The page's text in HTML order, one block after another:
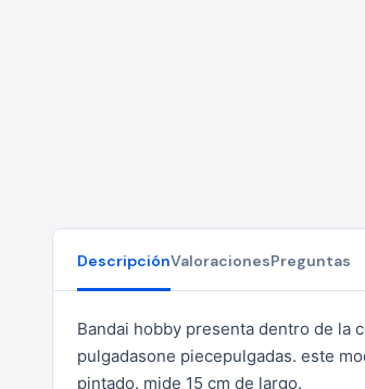
DescripciónValoracionesPreguntas
Bandai hobby presenta dentro de la
pulgadasone piecepulgadas. este
pintado. mide 15 cm de largo.